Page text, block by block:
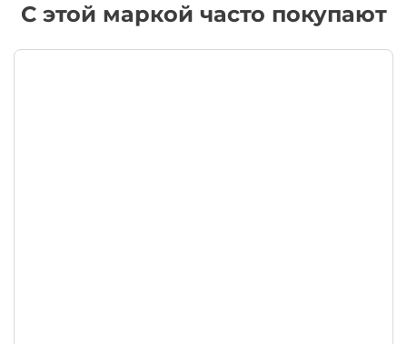
С этой маркой часто покупают